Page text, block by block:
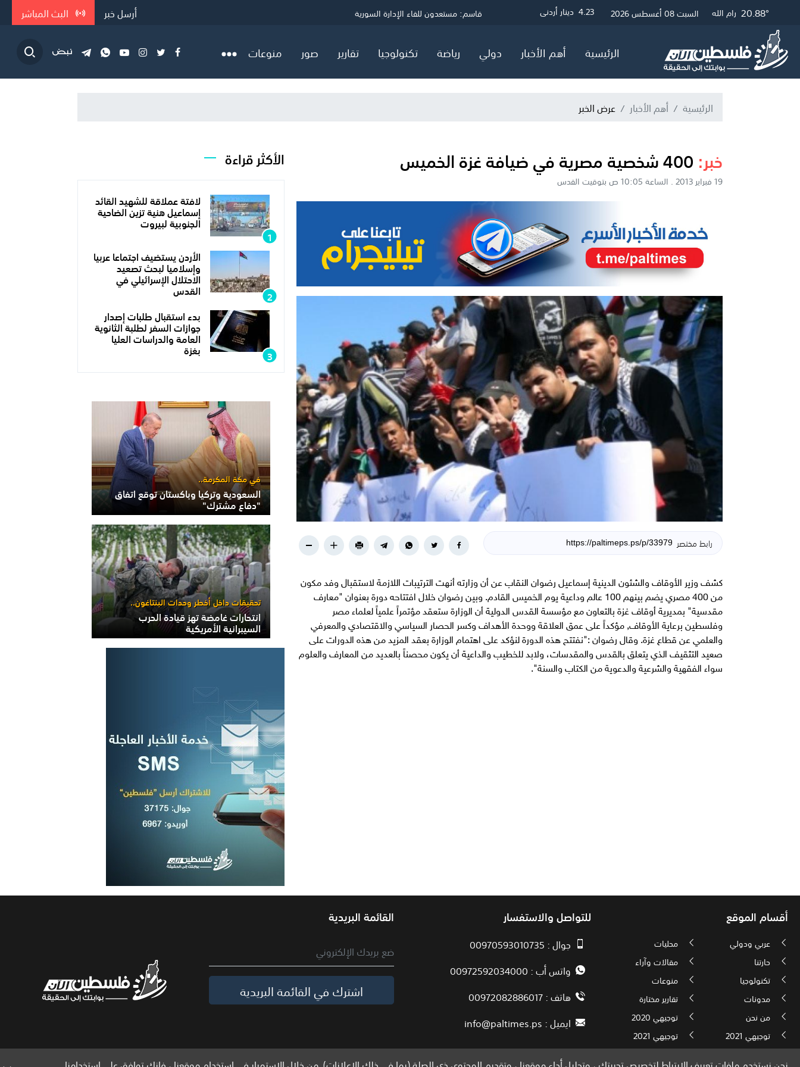
26.49° غزة 21.12° القدس 20.88° رام الله السبت 08 أغسطس 2026 3 دولار أمريكي4.05 جنيه إسترليني 4.23 دينار أردني توضيح مهم صادر عن هيئة البترول في قطاع غزة
السعودية وتركيا وباكستان توقع اتفاق "دفاع مشترك"
قاسم: مستعدون للقاء الإدارة السورية أرسل خبر البث المباشر
الرئيسية أهم الأخبار دولي رياضة تكنولوجيا تقارير صور منوعات
الرئيسية أهم الأخبار عرض الخبر
خبر:
19 فبراير 2013 . الساعة 10:05 ص بتوقيت القدس
رابط مختصر
كشف وزير الأوقاف والشئون الدينية إسماعيل رضوان النقاب عن أن وزارته أنهت الترتيبات اللازمة لاستقبال وفد مكون
من 400 مصري يضم بينهم 100 عالم وداعية يوم الخميس القادم. وبين رضوان خلال افتتاحه دورة بعنوان "معارف
مقدسية" بمديرية أوقاف غزة بالتعاون مع مؤسسة القدس الدولية أن الوزارة ستعقد مؤتمراً علمياً لعلماء مصر
وفلسطين برعاية الأوقاف, مؤكداً على عمق العلاقة ووحدة الأهداف وكسر الحصار السياسي والاقتصادي والمعرفي
والعلمي عن قطاع غزة. وقال رضوان :"نفتتح هذه الدورة لنؤكد على اهتمام الوزارة بعقد المزيد من هذه الدورات على
صعيد التثقيف الذي يتعلق بالقدس والمقدسات، ولابد للخطيب والداعية أن يكون محصناً بالعديد من المعارف والعلوم
سواء الفقهية والشرعية والدعوية من الكتاب والسنة".
الأكثر قراءة
لافتة عملاقة للشهيد القائد
إسماعيل هنية تزين الضاحية
الجنوبية لبيروت
الأردن يستضيف اجتماعا عربيا
وإسلاميا لبحث تصعيد
الاحتلال الإسرائيلي في
القدس
بدء استقبال طلبات إصدار
جوازات السفر لطلبة الثانوية
العامة والدراسات العليا
بغزة
في مكة المكرمة..
السعودية وتركيا وباكستان توقع اتفاق
"دفاع مشترك"
تحقيقات داخل أخطر وحدات البنتاغون..
انتحارات غامضة تهز قيادة الحرب
السيبرانية الأمريكية
أقسام الموقع
عربي ودولي
محليات
حارتنا
مقالات وآراء
تكنولوجيا
منوعات
مدونات
تقارير مختارة
من نحن
توجيهي 2020
توجيهي 2021
توجيهي 2021
للتواصل والاستفسار
جوال : 00970593010735
واتس أب : 00972592034000
هاتف : 00972082886017
ايميل :info@paltimes.ps
القائمة البريدية
اشترك في القائمة البريدية